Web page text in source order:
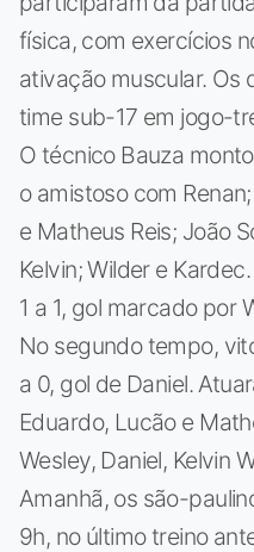
física, com exercícios
ativação muscular. Os
time sub-17 em jogo-
O técnico Bauza
o amistoso com
e Matheus Reis; João
Kelvin; Wilder e
1 a 1, gol marcado por
No segundo tempo,
a 0, gol de Daniel.
Eduardo, Lucão e
Wesley, Daniel, Kelvin
Amanhã, os são-
9h, no último treino